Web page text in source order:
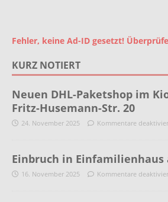
Fehler, keine Ad-ID gesetzt!
KURZ NOTIERT
Neuen DHL-Paketshop im
Fritz-Husemann-Str. 20
24. November 2025 Kommentare
Einbruch in Einfamilienhaus
16. November 2025 Kommentare